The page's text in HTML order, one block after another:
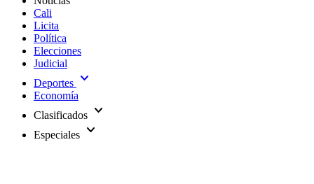
Cali
Licita
Política
Elecciones
Judicial
Deportes expand_more
Economía
Clasificados expand_more
Especiales expand_more